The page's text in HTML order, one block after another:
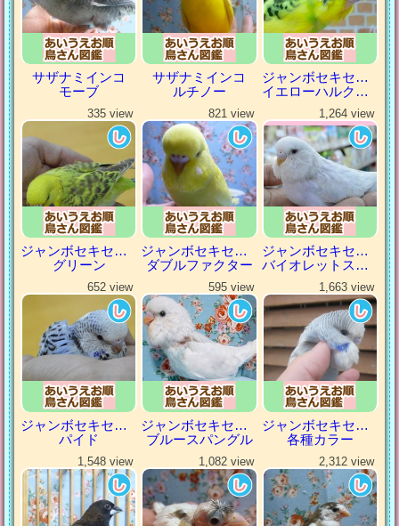
サザナミインコ
モーブ
サザナミインコ
ルチノー
ジャンボセキセイインコ
イエローハルクイン
335 view
ジャンボセキセイインコ
グリーン
821 view
ジャンボセキセイインコ
ダブルファクター
1,264 view
ジャンボセキセイインコ
バイオレットスパングル
652 view
ジャンボセキセイインコ
パイド
595 view
ジャンボセキセイインコ
ブルースパングル
1,663 view
ジャンボセキセイインコ
各種カラー
1,548 view 1,082 view 2,312 view